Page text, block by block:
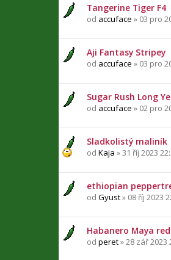
Tangerine Tiger F4
od accuface » 03 pro
Aji Fantasy Stripey
od accuface » 03 pro
Sugar Rush Long
od accuface » 02 pro
Sladkolistý maliník
od Kaja » 31 říj 2023
ethiopian
od Gyust» 08 říj 2023
Habanero Maya red
od peret» 28 zář 2023